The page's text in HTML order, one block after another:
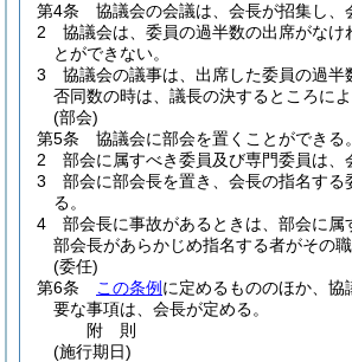
第4条
協議会の会議は、会長が招集し、
2
協議会は、委員の過半数の出席がなけ
とができない。
3
協議会の議事は、出席した委員の過半
否同数の時は、議長の決するところによ
(部会)
第5条
協議会に部会を置くことができる。
2
部会に属すべき委員及び専門委員は、
3
部会に部会長を置き、会長の指名する
る。
4
部会長に事故があるときは、部会に属
部会長があらかじめ指名する者がその職
(委任)
第6条
この条例 に定めるもののほか、協
要な事項は、会長が定める。
附 則
(施行期日)